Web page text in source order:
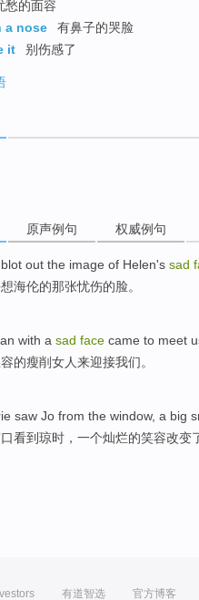
愁的面容
a nose
有鼻子的哭脸
it
别伤感了
原声例句 权威例句
blot out the image of Helen's sad
想海伦的那张忧伤的脸。
with a sad face came to meet
的瘦削女人来迎接我们。
saw Jo from the window, a big
看到琼时， 一个灿烂的笑容改变
有道智选 官方博客